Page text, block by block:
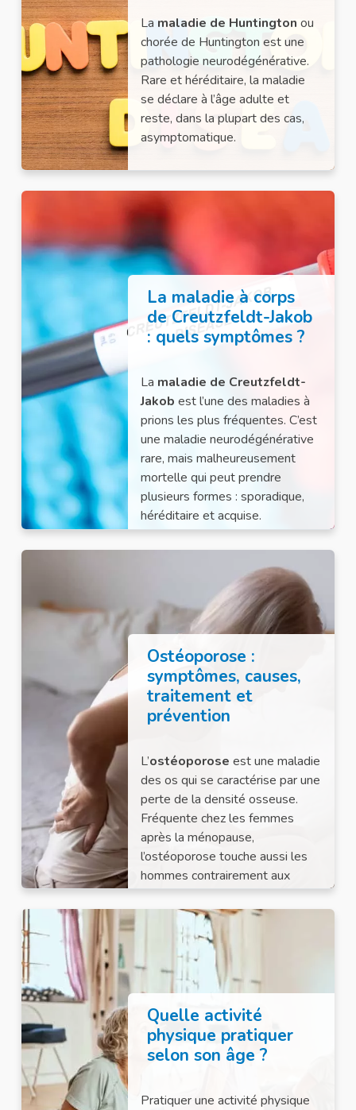
La maladie de Huntington ou
chorée de Huntington est une
pathologie neurodégénérative.
Rare et héréditaire, la maladie
se déclare à l’âge adulte et
reste, dans la plupart des cas,
asymptomatique.
La maladie à corps
de Creutzfeldt-Jakob
: quels symptômes ?
La maladie de Creutzfeldt-
Jakob est l’une des maladies à
prions les plus fréquentes. C’est
une maladie neurodégénérative
rare, mais malheureusement
mortelle qui peut prendre
plusieurs formes : sporadique,
héréditaire et acquise.
Ostéoporose :
symptômes, causes,
traitement et
prévention
L’ostéoporose est une maladie
des os qui se caractérise par une
perte de la densité osseuse.
Fréquente chez les femmes
après la ménopause,
l’ostéoporose touche aussi les
hommes contrairement aux
idées reçues.
Quelle activité
physique pratiquer
selon son âge ?
Pratiquer une activité physique